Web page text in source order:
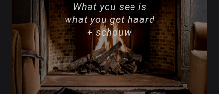
What you see is
what you get haard
+ schouw